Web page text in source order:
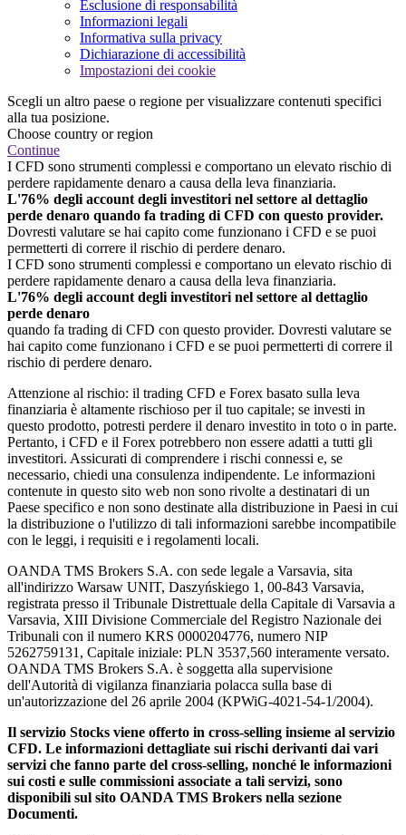
Esclusione di responsabilità
Informazioni legali
Informativa sulla privacy
Dichiarazione di accessibilità
Impostazioni dei cookie
Scegli un altro paese o regione per visualizzare contenuti specifici
alla tua posizione.
Choose country or region
Continue
I CFD sono strumenti complessi e comportano un elevato rischio di
perdere rapidamente denaro a causa della leva finanziaria.
L'76% degli account degli investitori nel settore al dettaglio
perde denaro quando fa trading di CFD con questo provider.
Dovresti valutare se hai capito come funzionano i CFD e se puoi
permetterti di correre il rischio di perdere denaro.
I CFD sono strumenti complessi e comportano un elevato rischio di
perdere rapidamente denaro a causa della leva finanziaria.
L'76% degli account degli investitori nel settore al dettaglio
perde denaro
quando fa trading di CFD con questo provider. Dovresti valutare se
hai capito come funzionano i CFD e se puoi permetterti di correre il
rischio di perdere denaro.
Attenzione al rischio: il trading CFD e Forex basato sulla leva
finanziaria è altamente rischioso per il tuo capitale; se investi in
questo prodotto, potresti perdere il denaro investito in toto o in parte.
Pertanto, i CFD e il Forex potrebbero non essere adatti a tutti gli
investitori. Assicurati di comprendere i rischi connessi e, se
necessario, chiedi una consulenza indipendente. Le informazioni
contenute in questo sito web non sono rivolte a destinatari di un
Paese specifico e non sono destinate alla distribuzione in Paesi in cui
la distribuzione o l'utilizzo di tali informazioni sarebbe incompatibile
con le leggi, i requisiti e i regolamenti locali.
OANDA TMS Brokers S.A. con sede legale a Varsavia, sita
all'indirizzo Warsaw UNIT, Daszyńskiego 1, 00-843 Varsavia,
registrata presso il Tribunale Distrettuale della Capitale di Varsavia a
Varsavia, XIII Divisione Commerciale del Registro Nazionale dei
Tribunali con il numero KRS 0000204776, numero NIP
5262759131, Capitale iniziale: PLN 3537,560 interamente versato.
OANDA TMS Brokers S.A. è soggetta alla supervisione
dell'Autorità di vigilanza finanziaria polacca sulla base di
un'autorizzazione del 26 aprile 2004 (KPWiG-4021-54-1/2004).
Il servizio Stocks viene offerto in cross-selling insieme al servizio
CFD. Le informazioni dettagliate sui rischi derivanti dai vari
servizi che fanno parte del cross-selling, nonché le informazioni
sui costi e sulle commissioni associate a tali servizi, sono
disponibili sul sito OANDA TMS Brokers nella sezione
Documenti.